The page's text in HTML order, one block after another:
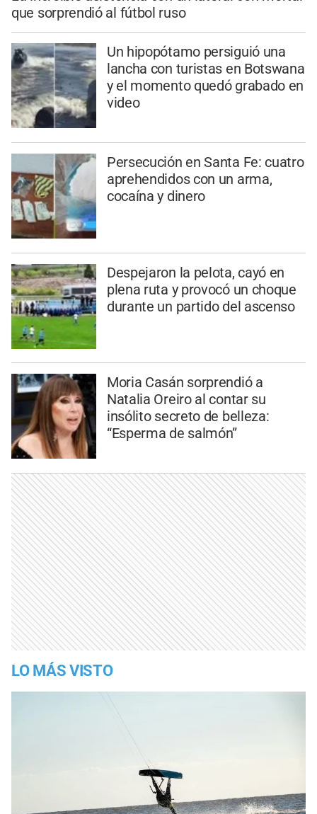
que sorprendió al fútbol ruso
Un hipopótamo persiguió una
lancha con turistas en Botswana
y el momento quedó grabado en
video
Persecución en Santa Fe: cuatro
aprehendidos con un arma,
cocaína y dinero
Despejaron la pelota, cayó en
plena ruta y provocó un choque
durante un partido del ascenso
Moria Casán sorprendió a
Natalia Oreiro al contar su
insólito secreto de belleza:
“Esperma de salmón”
LO MÁS VISTO